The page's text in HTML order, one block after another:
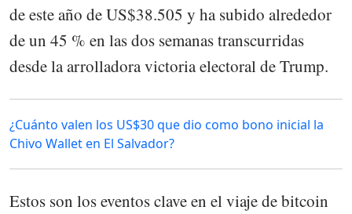
de este año de US$38.505 y ha subido alrededor
de un 45 % en las dos semanas transcurridas
desde la arrolladora victoria electoral de Trump.
¿Cuánto valen los US$30 que dio como bono inicial la
Chivo Wallet en El Salvador?
Estos son los eventos clave en el viaje de bitcoin